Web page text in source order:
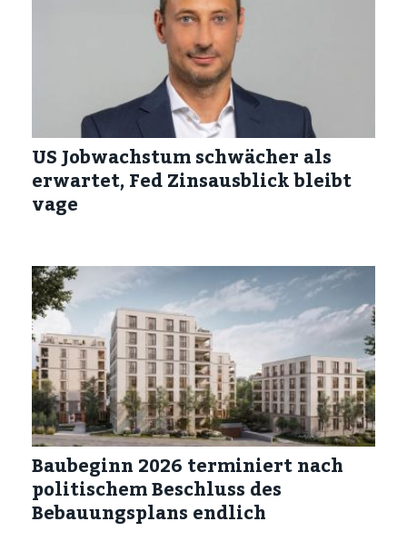
US Jobwachstum schwächer als
erwartet, Fed Zinsausblick bleibt
vage
Baubeginn 2026 terminiert nach
politischem Beschluss des
Bebauungsplans endlich